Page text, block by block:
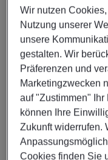
Fachkraft für
Betrieb
18/03/2026
Langenhagen,
Wir suchen Sie
Langenhagen!Sie
(gn) mit
JETZT
Wir nutzen
Nutzung unserer
unsere
gestalten. Wir
Präferenzen und
Marketingzwecken
auf "Zustimmen"
können Ihre
Zukunft widerrufen.
Cookies finden Sie